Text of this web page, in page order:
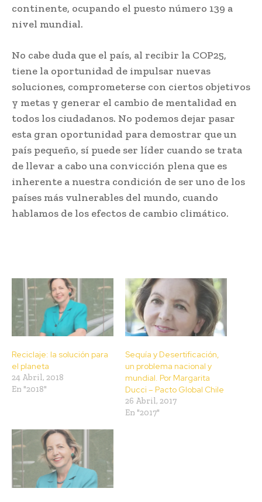
continente, ocupando el puesto número 139 a
nivel mundial.
No cabe duda que el país, al recibir la COP25,
tiene la oportunidad de impulsar nuevas
soluciones, comprometerse con ciertos objetivos
y metas y generar el cambio de mentalidad en
todos los ciudadanos. No podemos dejar pasar
esta gran oportunidad para demostrar que un
país pequeño, sí puede ser líder cuando se trata
de llevar a cabo una convicción plena que es
inherente a nuestra condición de ser uno de los
países más vulnerables del mundo, cuando
hablamos de los efectos de cambio climático.
Reciclaje: la solución para
el planeta
24 Abril, 2018
En "2018"
Sequía y Desertificación,
un problema nacional y
mundial. Por Margarita
Ducci – Pacto Global Chile
26 Abril, 2017
En "2017"